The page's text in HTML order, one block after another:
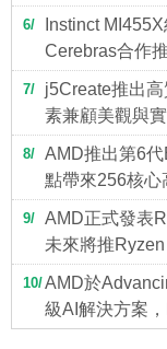
6
Instinct
Cerebras合作
7
j5Create推出
素兼顧美觀與
8
AMD推出第6
點帶來256核心
9
AMD正式發表
未來將推
10 AMD於
級AI解決方案